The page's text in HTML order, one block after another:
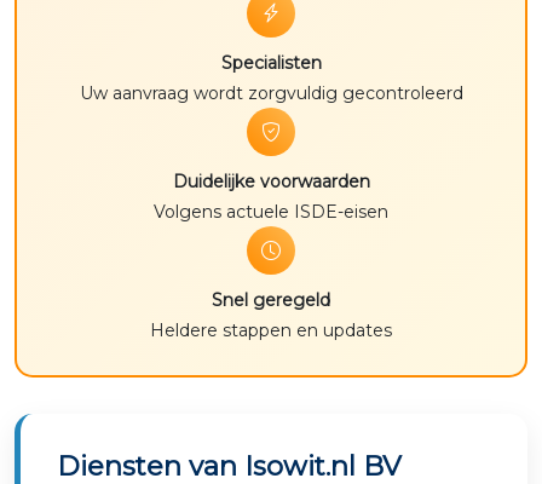
Specialisten
Uw aanvraag wordt zorgvuldig gecontroleerd
Duidelijke voorwaarden
Volgens actuele ISDE-eisen
Snel geregeld
Heldere stappen en updates
Diensten van Isowit.nl BV